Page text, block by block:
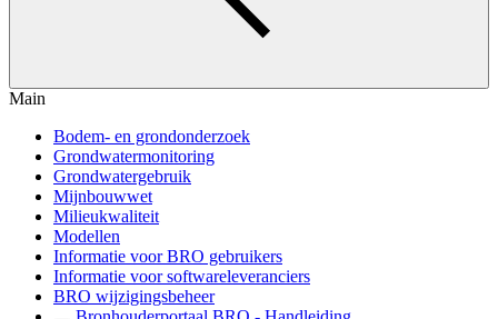
Main
Bodem- en grondonderzoek
Grondwatermonitoring
Grondwatergebruik
Mijnbouwwet
Milieukwaliteit
Modellen
Informatie voor BRO gebruikers
Informatie voor softwareleveranciers
BRO wijzigingsbeheer